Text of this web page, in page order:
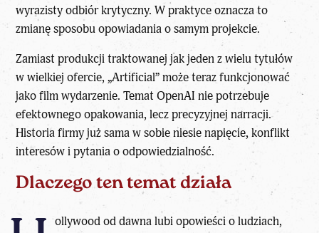
wyrazisty odbiór krytyczny. W praktyce oznacza to
zmianę sposobu opowiadania o samym projekcie.
Zamiast produkcji traktowanej jak jeden z wielu tytułów
w wielkiej ofercie, „Artificial” może teraz funkcjonować
jako film wydarzenie. TematOpenAI nie potrzebuje
efektownego opakowania, lecz precyzyjnej narracji.
Historia firmy już sama w sobie niesie napięcie, konflikt
interesów i pytania o odpowiedzialność.
Dlaczego ten temat działa
ollywood od dawna lubi opowieści o ludziach,